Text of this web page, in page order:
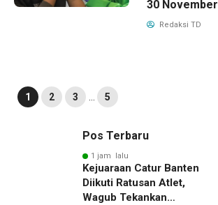
30 November
Redaksi TD
1 2 3 5
Pos Terbaru
1 jam lalu
Kejuaraan Catur Banten
Diikuti Ratusan Atlet,
Wagub Tekankan